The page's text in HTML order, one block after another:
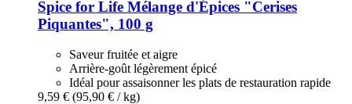
Spice for Life Mélange d'Épices "Cerises
Piquantes", 100 g
Saveur fruitée et aigre
Arrière-goût légèrement épicé
Idéal pour assaisonner les plats de restauration rapide
9,59 € (95,90 € / kg)